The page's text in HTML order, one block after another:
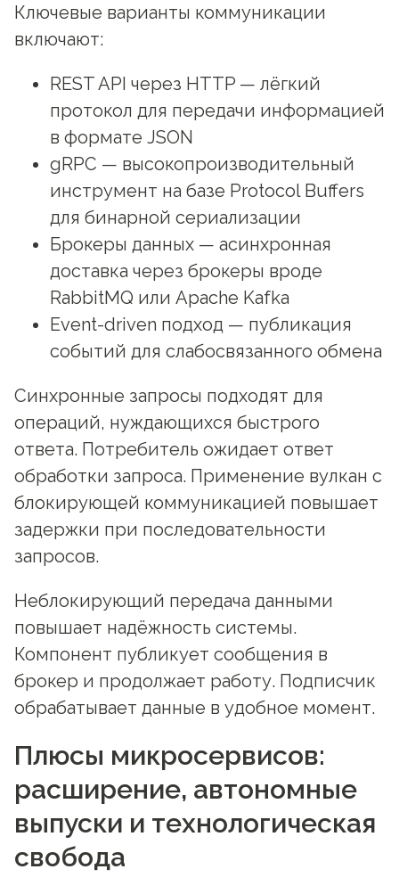
Ключевые варианты коммуникации
включают:
REST API через HTTP — лёгкий
протокол для передачи информацией
в формате JSON
gRPC — высокопроизводительный
инструмент на базе Protocol Buffers
для бинарной сериализации
Брокеры данных — асинхронная
доставка через брокеры вроде
RabbitMQ или Apache Kafka
Event-driven подход — публикация
событий для слабосвязанного обмена
Синхронные запросы подходят для
операций, нуждающихся быстрого
ответа. Потребитель ожидает ответ
обработки запроса. Применение вулкан с
блокирующей коммуникацией повышает
задержки при последовательности
запросов.
Неблокирующий передача данными
повышает надёжность системы.
Компонент публикует сообщения в
брокер и продолжает работу. Подписчик
обрабатывает данные в удобное момент.
Плюсы микросервисов:
расширение, автономные
выпуски и технологическая
свобода